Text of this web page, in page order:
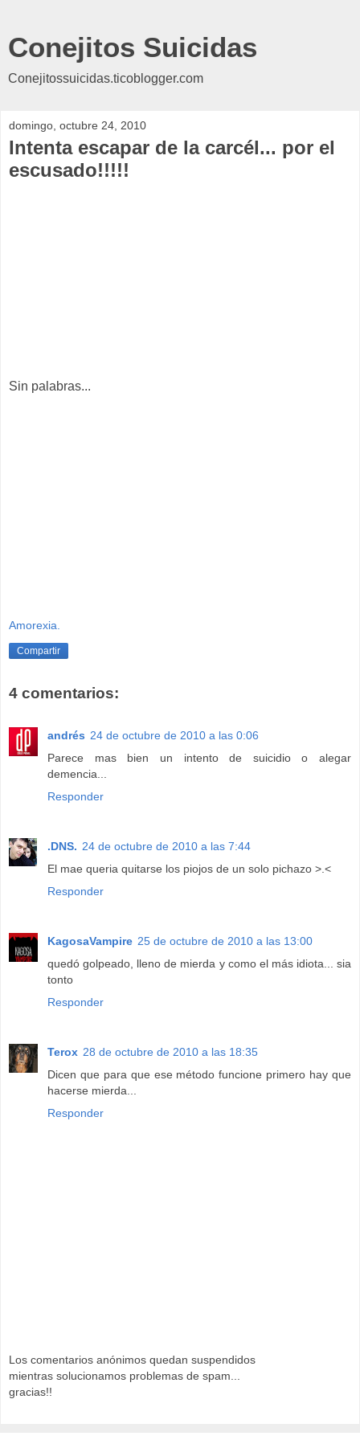
Conejitos Suicidas
Conejitossuicidas.ticoblogger.com
domingo, octubre 24, 2010
Intenta escapar de la carcél... por el
escusado!!!!!
Sin palabras...
Amorexia.
Compartir
4 comentarios:
andrés 24 de octubre de 2010 a las 0:06
Parece mas bien un intento de suicidio o alegar
demencia...
Responder
.DNS. 24 de octubre de 2010 a las 7:44
El mae queria quitarse los piojos de un solo pichazo >.<
Responder
KagosaVampire 25 de octubre de 2010 a las 13:00
quedó golpeado, lleno de mierda y como el más idiota... sia
tonto
Responder
Terox 28 de octubre de 2010 a las 18:35
Dicen que para que ese método funcione primero hay que
hacerse mierda...
Responder
Los comentarios anónimos quedan suspendidos
mientras solucionamos problemas de spam...
gracias!!